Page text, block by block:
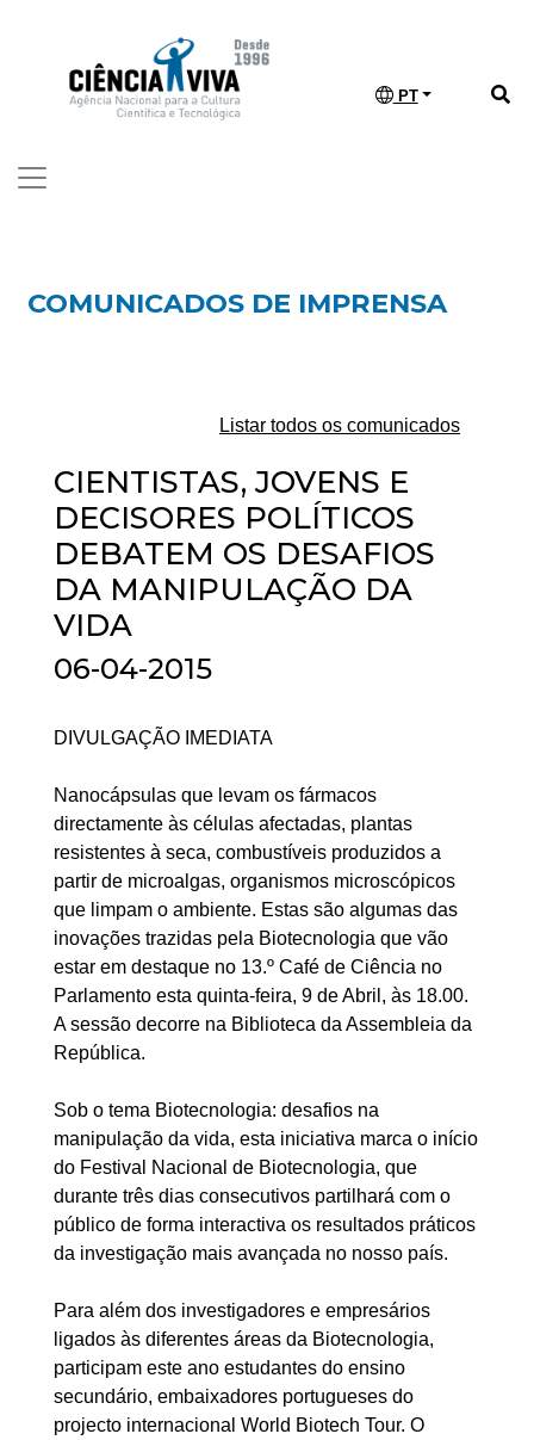
PT
COMUNICADOS DE IMPRENSA
Listar todos os comunicados
CIENTISTAS, JOVENS E
DECISORES POLÍTICOS
DEBATEM OS DESAFIOS
DA MANIPULAÇÃO DA
VIDA
06-04-2015
DIVULGAÇÃO IMEDIATA
Nanocápsulas que levam os fármacos
directamente às células afectadas, plantas
resistentes à seca, combustíveis produzidos a
partir de microalgas, organismos microscópicos
que limpam o ambiente. Estas são algumas das
inovações trazidas pela Biotecnologia que vão
estar em destaque no 13.º Café de Ciência no
Parlamento esta quinta-feira, 9 de Abril, às 18.00.
A sessão decorre na Biblioteca da Assembleia da
República.
Sob o tema Biotecnologia: desafios na
manipulação da vida, esta iniciativa marca o início
do Festival Nacional de Biotecnologia, que
durante três dias consecutivos partilhará com o
público de forma interactiva os resultados práticos
da investigação mais avançada no nosso país.
Para além dos investigadores e empresários
ligados às diferentes áreas da Biotecnologia,
participam este ano estudantes do ensino
secundário, embaixadores portugueses do
projecto internacional World Biotech Tour. O